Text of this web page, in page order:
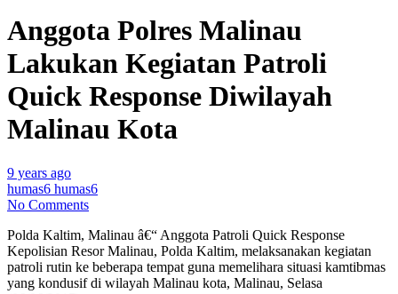
Anggota Polres Malinau
Lakukan Kegiatan Patroli
Quick Response Diwilayah
Malinau Kota
9 years ago
humas6 humas6
No Comments
Polda Kaltim, Malinau â€“ Anggota Patroli Quick Response
Kepolisian Resor Malinau, Polda Kaltim, melaksanakan kegiatan
patroli rutin ke beberapa tempat guna memelihara situasi kamtibmas
yang kondusif di wilayah Malinau kota, Malinau, Selasa